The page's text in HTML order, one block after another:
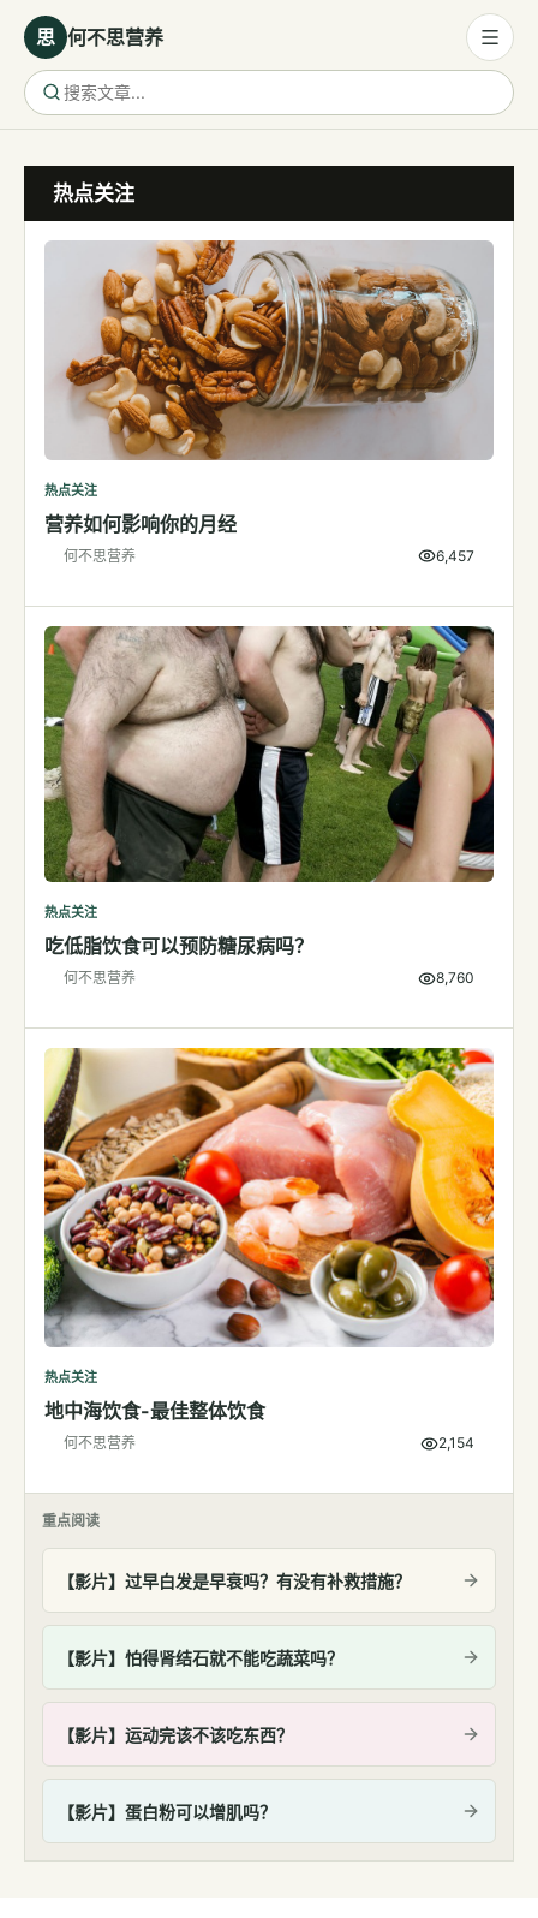
思 何不思营养
营养与饮食
保健食品
代谢健康
生殖健康
运动
睡眠
指标解读
体检与复查
医学百科
视频
视频博客
营养科普视频
热点关注
热点关注
营养如何影响你的月经
何不思营养 6,457
热点关注
吃低脂饮食可以预防糖尿病吗？
何不思营养 8,760
热点关注
地中海饮食-最佳整体饮食
何不思营养 2,154
重点阅读
【影片】过早白发是早衰吗？有没有补救措施？
【影片】怕得肾结石就不能吃蔬菜吗？
【影片】运动完该不该吃东西？
【影片】蛋白粉可以增肌吗？